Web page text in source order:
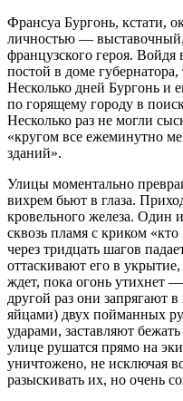
Франсуа Бургонь, кстати,
личностью — выставочный,
французского героя. Войдя
постой в доме
Несколько дней Бургонь и
по горящему городу в
Несколько раз не могли
«кругом все ежеминутно
зданий».
Улицы моментально
вихрем бьют в глаза.
кровельного железа. Один
сквозь пламя с криком
через тридцать шагов
оттаскивают его в
ждет, пока огонь утихнет
другой раз они запрягают
яйцами) двух пойманных
ударами, заставляют
улице рушатся прямо на
уничтожено, не исключая
разыскивать их, но очень